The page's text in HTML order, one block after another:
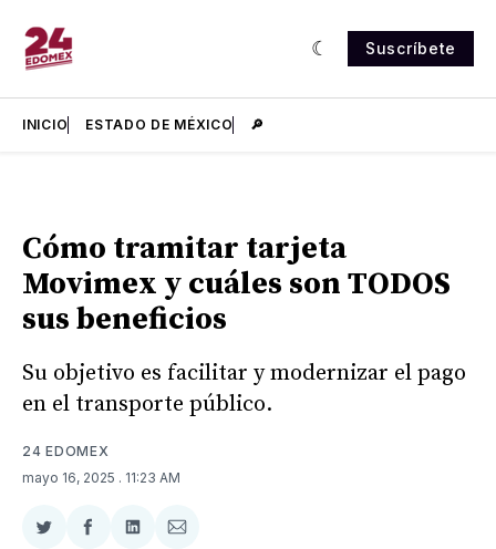
Suscríbete
INICIO ESTADO DE MÉXICO 🔎
Cómo tramitar tarjeta
Movimex y cuáles son TODOS
sus beneficios
Su objetivo es facilitar y modernizar el pago
en el transporte público.
24 EDOMEX
mayo 16, 2025 . 11:23 AM
CompartirCompartir
CompartirCompartir